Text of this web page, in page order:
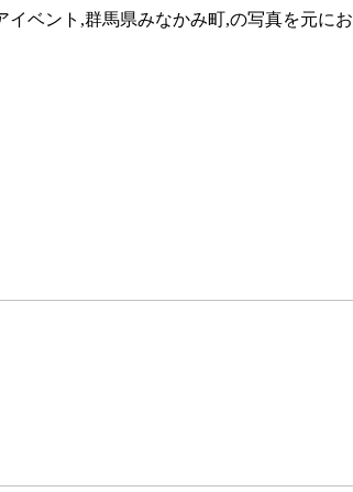
ベント,群馬県みなかみ町,の写真を元に